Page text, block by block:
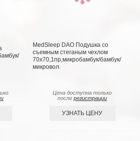
MedSleep DAO Подушка со
съемным стеганым чехлом
70х70,1пр,микробамбук/бамбук/
микровол.
Цена доступна только
послерегистрации
УЗНАТЬ ЦЕНУ